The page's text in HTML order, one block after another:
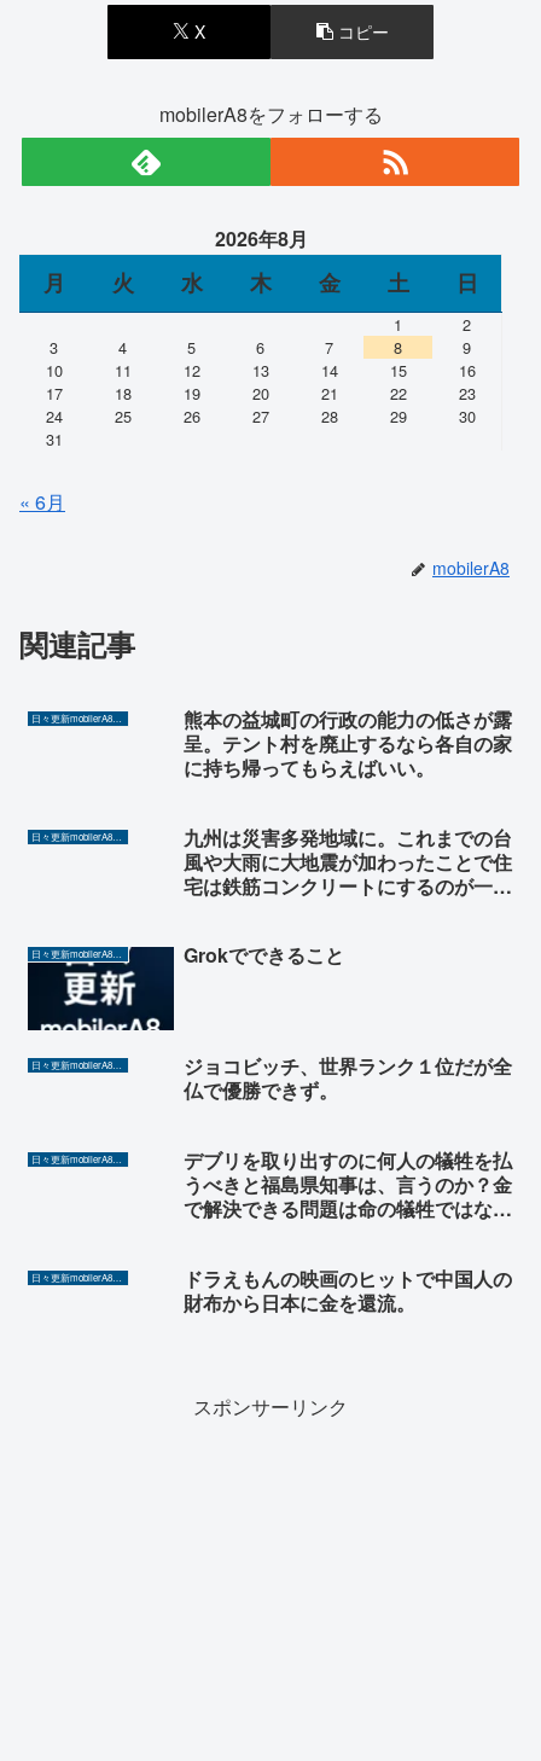
X コピー
mobilerA8をフォローする
2026年8月
月 火 水 木 金 土 日
1
2
3
4 5 6 7 8
9
10
11 12 13 14 15
16
17
18 19 20 21 22
23
24
25 26 27 28 29
30
31
« 6月
mobilerA8
関連記事
熊本の益城町の行政の能力の低さが露
呈。テント村を廃止するなら各自の家
に持ち帰ってもらえばいい。
九州は災害多発地域に。これまでの台
風や大雨に大地震が加わったことで住
宅は鉄筋コンクリートにするのが一番
日々更新mobilerA8（Yahoo!ニュースを毎日ウォッチ） Grokでできること
ジョコビッチ、世界ランク１位だが全
仏で優勝できず。
デブリを取り出すのに何人の犠牲を払
うべきと福島県知事は、言うのか？金
で解決できる問題は命の犠牲ではなく
ドラえもんの映画のヒットで中国人の
財布から日本に金を還流。
スポンサーリンク